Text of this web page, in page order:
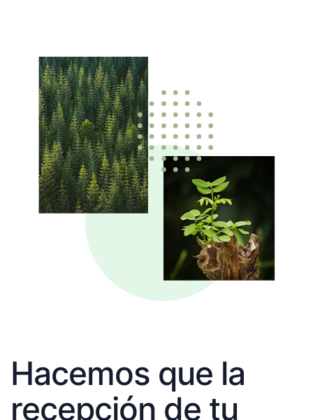
Hacemos que la
recepción de tu